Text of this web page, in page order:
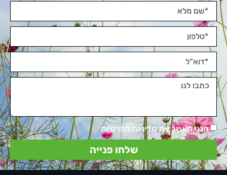
הנני מאשר את מדיניות הפרטיות
שלחו פנייה